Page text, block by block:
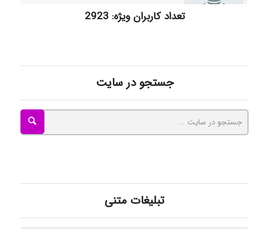
Radman Amini
Mohammad
تعداد کاربران ویژه: 2923
جستجو در سایت
تبلیغات متنی